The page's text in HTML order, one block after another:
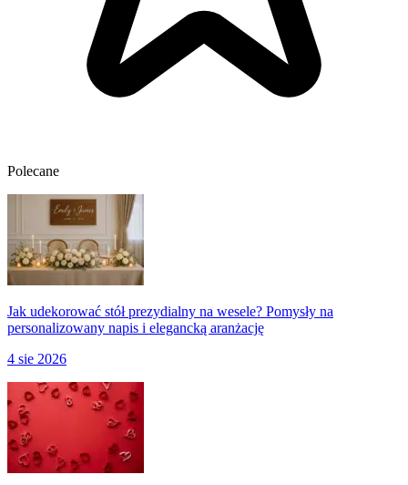
Polecane
Jak udekorować stół prezydialny na wesele? Pomysły na
personalizowany napis i elegancką aranżację
4 sie 2026